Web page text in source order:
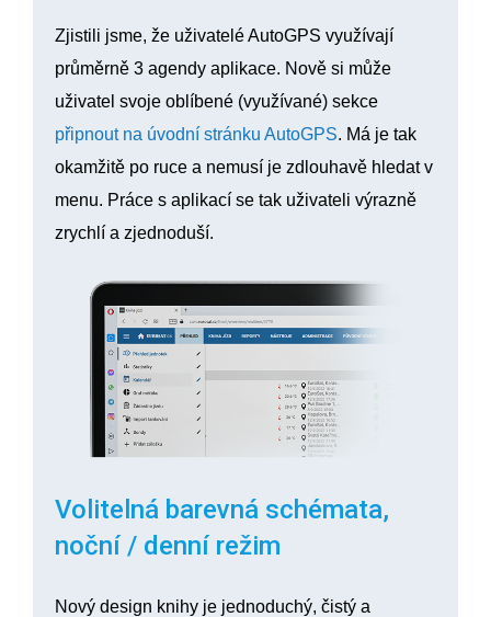
Zjistili jsme, že uživatelé AutoGPS využívají
průměrně 3 agendy aplikace. Nově si může
uživatel svoje oblíbené (využívané) sekce
připnout na úvodní stránku AutoGPS. Má je tak
okamžitě po ruce a nemusí je zdlouhavě hledat v
menu. Práce s aplikací se tak uživateli výrazně
zrychlí a zjednoduší.
Volitelná barevná schémata,
noční / denní režim
Nový design knihy je jednoduchý, čistý a